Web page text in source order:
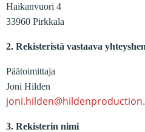
Haikanvuori 4
33960 Pirkkala
2. Rekisteristä vastaava
Päätoimittaja
Joni Hilden
3. Rekisterin nimi